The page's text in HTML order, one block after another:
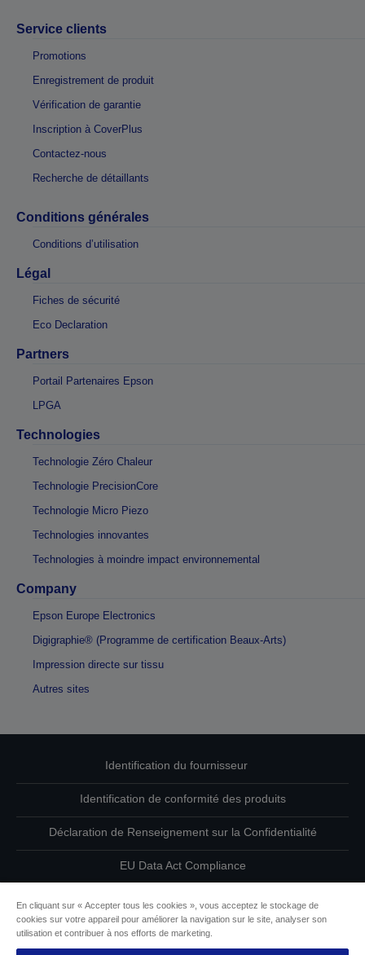
Service clients
Promotions
Enregistrement de produit
Vérification de garantie
Inscription à CoverPlus
Contactez-nous
Recherche de détaillants
Conditions générales
Conditions d’utilisation
Légal
Fiches de sécurité
Eco Declaration
Partners
Portail Partenaires Epson
LPGA
Technologies
Technologie Zéro Chaleur
Technologie PrecisionCore
Technologie Micro Piezo
Technologies innovantes
Technologies à moindre impact environnemental
Company
Epson Europe Electronics
Digigraphie® (Programme de certification Beaux-Arts)
Impression directe sur tissu
Autres sites
Identification du fournisseur
Identification de conformité des produits
Déclaration de Renseignement sur la Confidentialité
EU Data Act Compliance
Informations sur les cookies
En cliquant sur « Accepter tous les cookies », vous acceptez le stockage de
cookies sur votre appareil pour améliorer la navigation sur le site, analyser son
utilisation et contribuer à nos efforts de marketing.